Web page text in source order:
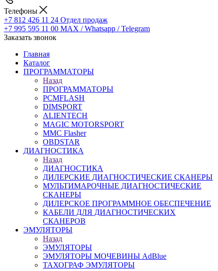
Телефоны
+7 812 426 11 24 Отдел продаж
+7 995 595 11 00 MAX / Whatsapp / Telegram
Заказать звонок
Главная
Каталог
ПРОГРАММАТОРЫ
Назад
ПРОГРАММАТОРЫ
PCMFLASH
DIMSPORT
ALIENTECH
MAGIC MOTORSPORT
MMC Flasher
OBDSTAR
ДИАГНОСТИКА
Назад
ДИАГНОСТИКА
ДИЛЕРСКИЕ ДИАГНОСТИЧЕСКИЕ СКАНЕРЫ
МУЛЬТИМАРОЧНЫЕ ДИАГНОСТИЧЕСКИЕ
СКАНЕРЫ
ДИЛЕРСКОЕ ПРОГРАММНОЕ ОБЕСПЕЧЕНИЕ
КАБЕЛИ ДЛЯ ДИАГНОСТИЧЕСКИХ
СКАНЕРОВ
ЭМУЛЯТОРЫ
Назад
ЭМУЛЯТОРЫ
ЭМУЛЯТОРЫ МОЧЕВИНЫ АdBlue
ТАХОГРАФ ЭМУЛЯТОРЫ